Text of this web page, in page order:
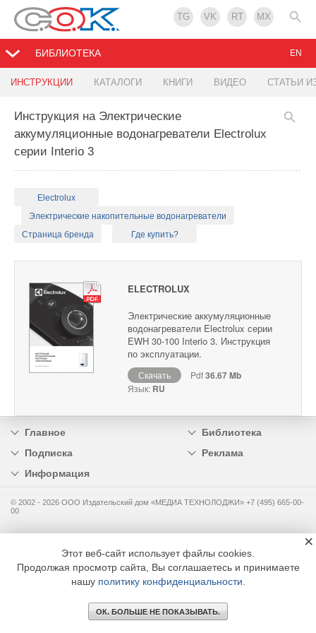
TG VK RT MX
БИБЛИОТЕКА
ИНСТРУКЦИИ КАТАЛОГИ КНИГИ ВИДЕО СТАТЬИ
EN
Инструкция на Электрические
аккумуляционные водонагреватели Electrolux
серии Interio 3
Electrolux
Электрические накопительные водонагреватели
Страница бренда
Где купить?
ELECTROLUX
Электрические аккумуляционные
водонагреватели Electrolux серии
EWH 30-100 Interio 3. Инструкция
по эксплуатации.
Скачать Pdf36.67 Mb
Язык: RU
Главное
Библиотека
Подписка
Реклама
Информация
© 2002 - 2026 OOO Издательский дом «МЕДИА ТЕХНОЛОДЖИ» +7 (495) 665-00-
00
Этот веб-сайт использует файлы cookies.
Продолжая просмотр сайта, Вы соглашаетесь и принимаете
нашу политику конфиденциальности
ОК. БОЛЬШЕ НЕ ПОКАЗЫВАТЬ.
×